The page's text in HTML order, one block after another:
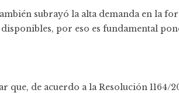
subrayó la alta demanda en la
disponibles, por eso es fundamental
que, de acuerdo a la Resolución